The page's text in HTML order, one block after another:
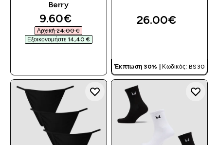
Berry
discounted price
9.60€‎
Αρχική 24,00 €‎
Εξοικονομήστε 14,40 €‎
26.00€‎
Έκπτωση 30% | Κωδικός: BS30